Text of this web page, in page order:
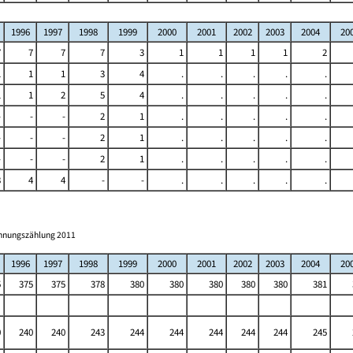
1996 1997 1998 1999 2000 2001 2002 2003 2004
7 7 7 3 1 1 1 1
2
1 1 3 4 . . . .
.
1 2 5 4 . . . .
.
- - 2 1 . . . .
.
- - 2 1 . . . .
.
- - 2 1 . . . .
.
4 4 - - . . . .
.
2011
1996 1997 1998 1999 2000 2001 2002 2003 2004
375 375 378 380 380 380 380 380 381
240 240 243 244 244 244 244 244 245